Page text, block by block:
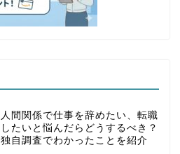
人間関係で仕事を辞めたい、転職
したいと悩んだらどうするべき？
独自調査でわかったことを紹介